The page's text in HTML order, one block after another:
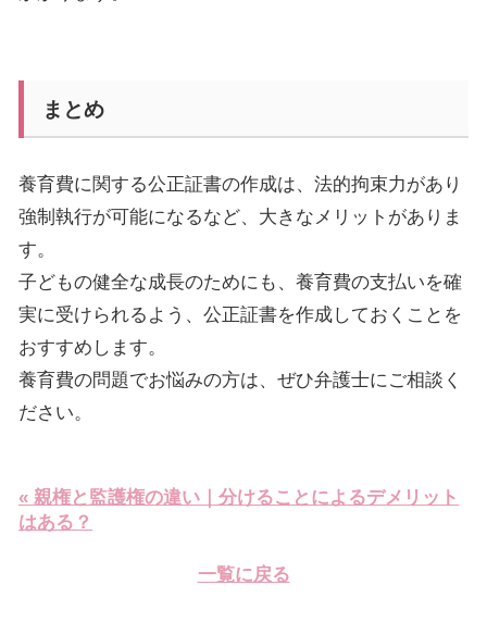
まとめ
養育費に関する公正証書の作成は、法的拘束力があり
強制執行が可能になるなど、大きなメリットがありま
す。
子どもの健全な成長のためにも、養育費の支払いを確
実に受けられるよう、公正証書を作成しておくことを
おすすめします。
養育費の問題でお悩みの方は、ぜひ弁護士にご相談く
ださい。
« 親権と監護権の違い｜分けることによるデメリット
はある？
一覧に戻る